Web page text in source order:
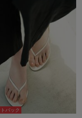
バック